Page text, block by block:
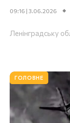
09:16 | 3.06.2026
Ленінградську
ГОЛОВНЕ